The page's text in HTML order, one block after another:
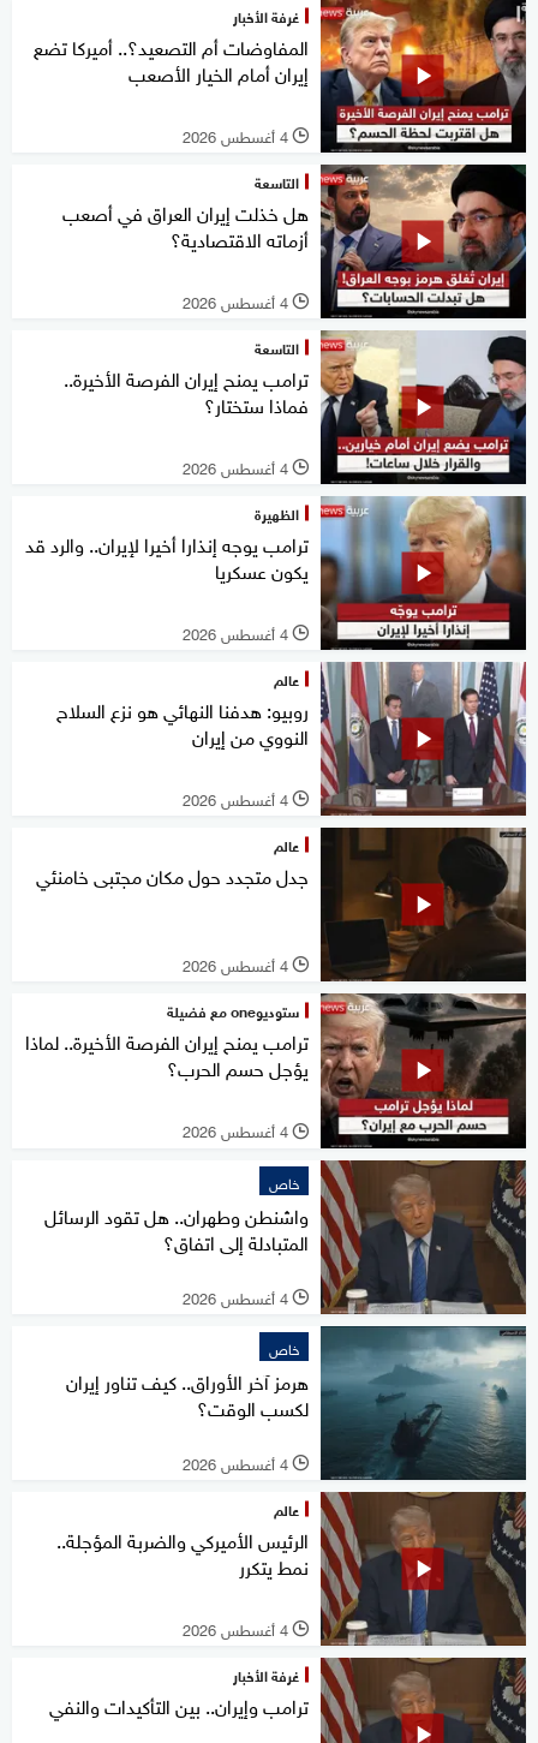
غرفة الأخبار
المفاوضات أم التصعيد؟.. أميركا تضع
إيران أمام الخيار الأصعب
l 4 أغسطس 2026
التاسعة
هل خذلت إيران العراق في أصعب
أزماته الاقتصادية؟
l 4 أغسطس 2026
التاسعة
ترامب يمنح إيران الفرصة الأخيرة..
فماذا ستختار؟
l 4 أغسطس 2026
الظهيرة
ترامب يوجه إنذارا أخيرا لإيران.. والرد قد
يكون عسكريا
l 4 أغسطس 2026
عالم
روبيو: هدفنا النهائي هو نزع السلاح
النووي من إيران
l 4 أغسطس 2026
عالم
جدل متجدد حول مكان مجتبى خامنئي
l 4 أغسطس 2026
ستوديوone مع فضيلة
ترامب يمنح إيران الفرصة الأخيرة.. لماذا
يؤجل حسم الحرب؟
l 4 أغسطس 2026
خاص
واشنطن وطهران.. هل تقود الرسائل
المتبادلة إلى اتفاق؟
l 4 أغسطس 2026
خاص
هرمز آخر الأوراق.. كيف تناور إيران
لكسب الوقت؟
l 4 أغسطس 2026
عالم
الرئيس الأميركي والضربة المؤجلة..
نمط يتكرر
l 4 أغسطس 2026
غرفة الأخبار
ترامب وإيران.. بين التأكيدات والنفي